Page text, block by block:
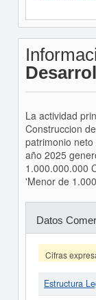
La actividad
Construccion
patrimonio
año 2025
1.000.000.000
'Menor de
Datos
Cifras
Estructura